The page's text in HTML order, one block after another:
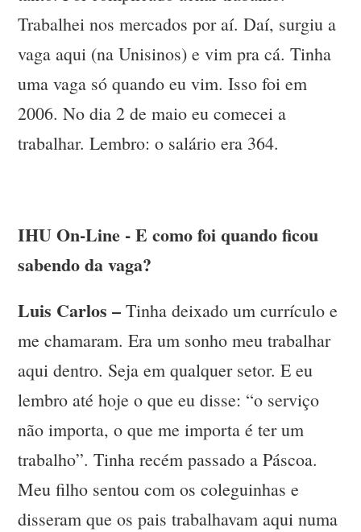
Trabalhei nos mercados por aí. Daí, surgiu a
vaga aqui (na Unisinos) e vim pra cá. Tinha
uma vaga só quando eu vim. Isso foi em
2006. No dia 2 de maio eu comecei a
trabalhar. Lembro: o salário era 364.
IHU On-Line - E como foi quando ficou
sabendo da vaga?
Luis Carlos – Tinha deixado um currículo e
me chamaram. Era um sonho meu trabalhar
aqui dentro. Seja em qualquer setor. E eu
lembro até hoje o que eu disse: “o serviço
não importa, o que me importa é ter um
trabalho”. Tinha recém passado a Páscoa.
Meu filho sentou com os coleguinhas e
disseram que os pais trabalhavam aqui numa